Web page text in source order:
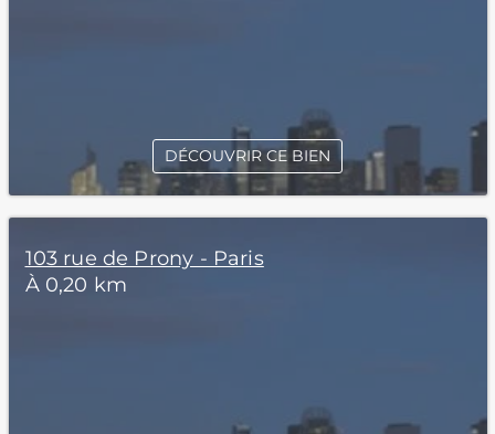
DÉCOUVRIR CE BIEN
103 rue de Prony - Paris
À 0,20 km